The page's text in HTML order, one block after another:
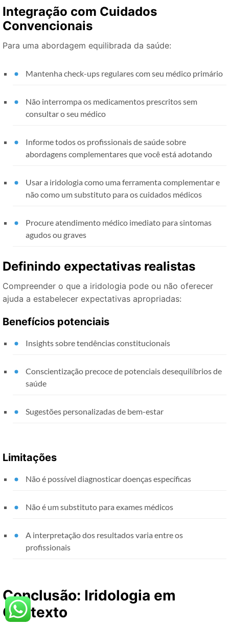
Integração com Cuidados
Convencionais
Para uma abordagem equilibrada da saúde:
Mantenha check-ups regulares com seu médico primário
Não interrompa os medicamentos prescritos sem
consultar o seu médico
Informe todos os profissionais de saúde sobre
abordagens complementares que você está adotando
Usar a iridologia como uma ferramenta complementar e
não como um substituto para os cuidados médicos
Procure atendimento médico imediato para sintomas
agudos ou graves
Definindo expectativas realistas
Compreender o que a iridologia pode ou não oferecer
ajuda a estabelecer expectativas apropriadas:
Benefícios potenciais
Insights sobre tendências constitucionais
Conscientização precoce de potenciais desequilíbrios de
saúde
Sugestões personalizadas de bem-estar
Limitações
Não é possível diagnosticar doenças específicas
Não é um substituto para exames médicos
A interpretação dos resultados varia entre os
profissionais
Conclusão: Iridologia em
Contexto